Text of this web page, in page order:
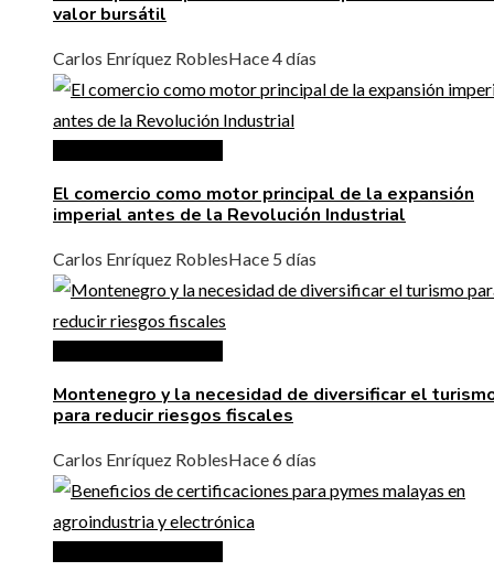
valor bursátil
Carlos Enríquez RoblesHace 4 días
El comercio como motor principal de la expansión
imperial antes de la Revolución Industrial
Carlos Enríquez RoblesHace 5 días
Montenegro y la necesidad de diversificar el
para reducir riesgos fiscales
Carlos Enríquez RoblesHace 6 días